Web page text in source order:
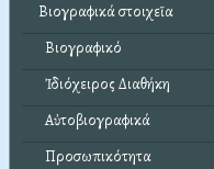
Βιογραφικά στοιχεῖα
Βιογραφικό
Ἰδιόχειρος Διαθήκη
Αὐτοβιογραφικά
Προσωπικότητα